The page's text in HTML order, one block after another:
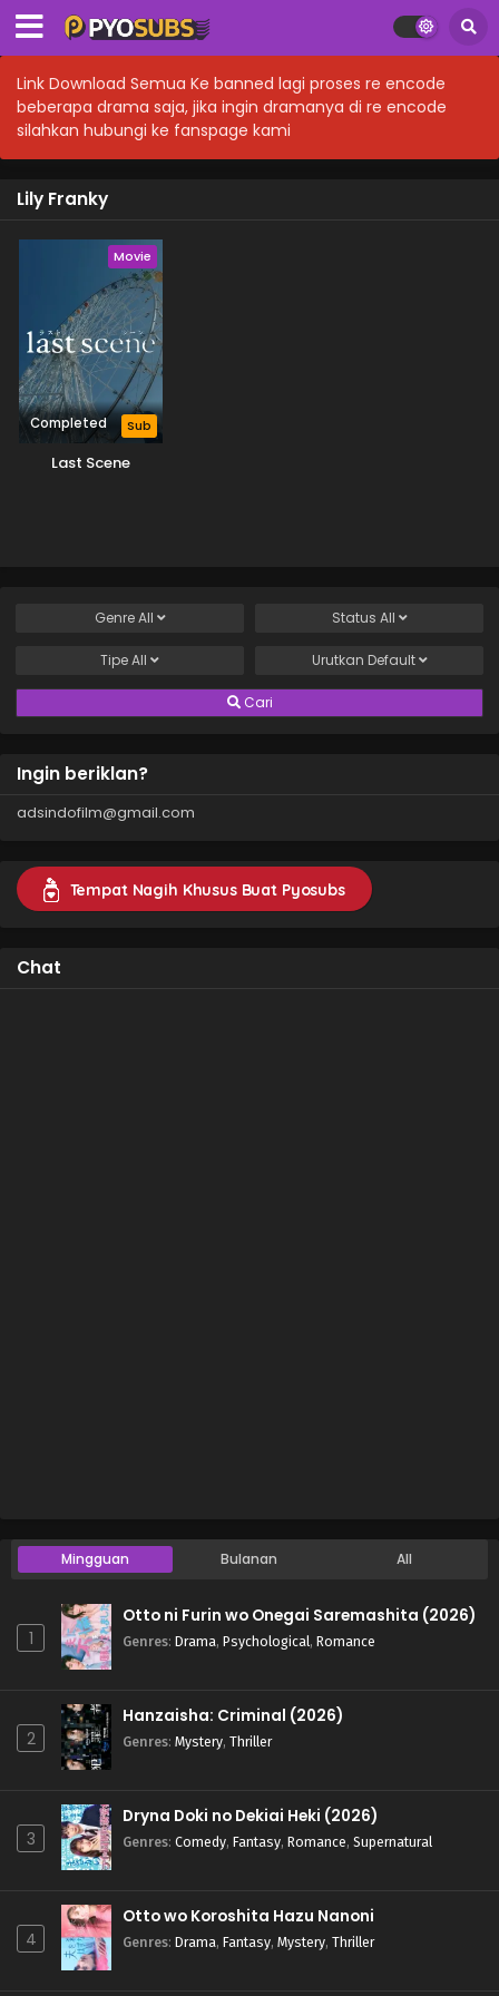
Link Download Semua Ke banned lagi proses re encode
beberapa drama saja, jika ingin dramanya di re encode
silahkan hubungi ke fanspage kami
Lily Franky
Movie
Completed Sub
Last Scene
GenreAll Status All
TipeAll Urutkan Default
Cari
Ingin beriklan?
adsindofilm@gmail.com
Tempat Nagih Khusus Buat Pyosubs
Chat
Mingguan Bulanan All
1
Otto ni Furin wo Onegai Saremashita (2026)
Genres: Drama, Psychological, Romance
2
Hanzaisha: Criminal (2026)
Genres: Mystery, Thriller
3
Dryna Doki no Dekiai Heki (2026)
Genres: Comedy, Fantasy, Romance, Supernatural
4
Otto wo Koroshita Hazu Nanoni
Genres: Drama, Fantasy, Mystery, Thriller